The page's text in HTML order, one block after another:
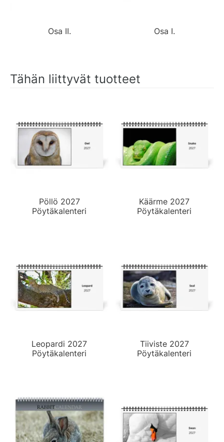
Osa II. Osa I.
Tähän liittyvät tuotteet
Pöllö 2027
Pöytäkalenteri
Käärme 2027
Pöytäkalenteri
Leopardi 2027
Pöytäkalenteri
Tiiviste 2027
Pöytäkalenteri